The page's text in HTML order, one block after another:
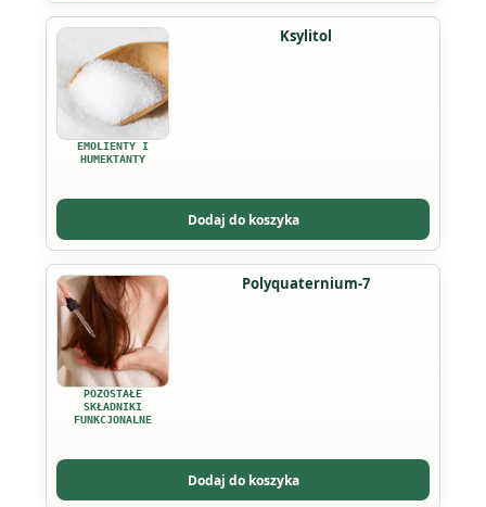
stronie
produktu
EMOLIENTY I
HUMEKTANTY
Ksylitol
Dodaj do koszyka
Ten
produkt
ma
wiele
wariantów.
Opcje
na
stronie
produktu
POZOSTAŁE
SKŁADNIKI
FUNKCJONALNE
Polyquaternium-7
Dodaj do koszyka
Ten
produkt
ma
wiele
wariantów.
Opcje
wybrać
na